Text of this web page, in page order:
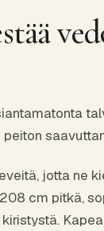
jotta ne
cm pitkä,